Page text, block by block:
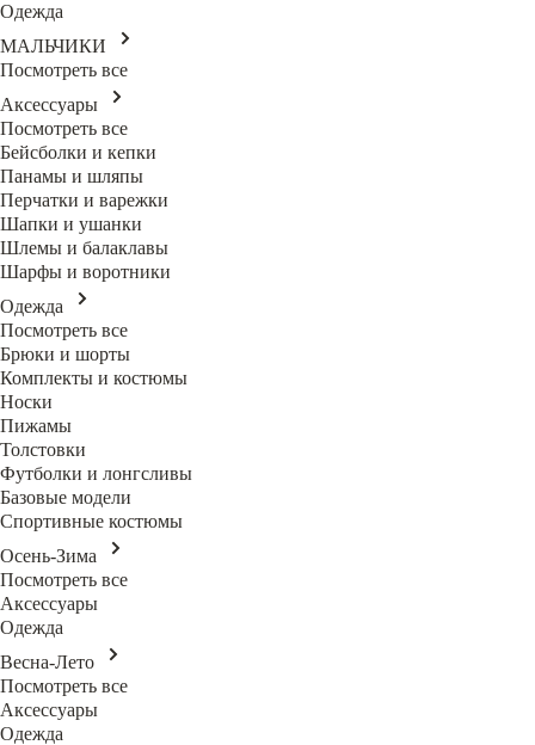
Одежда
МАЛЬЧИКИ
Посмотреть все
Аксессуары
Посмотреть все
Бейсболки и кепки
Панамы и шляпы
Перчатки и варежки
Шапки и ушанки
Шлемы и балаклавы
Шарфы и воротники
Одежда
Посмотреть все
Брюки и шорты
Комплекты и костюмы
Носки
Пижамы
Толстовки
Футболки и лонгсливы
Базовые модели
Спортивные костюмы
Осень-Зима
Посмотреть все
Аксессуары
Одежда
Весна-Лето
Посмотреть все
Аксессуары
Одежда